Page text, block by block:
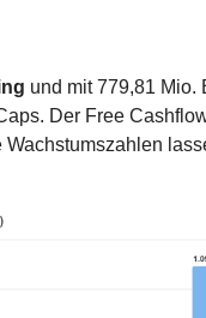
und mit 779,81 Mio.
Der Free